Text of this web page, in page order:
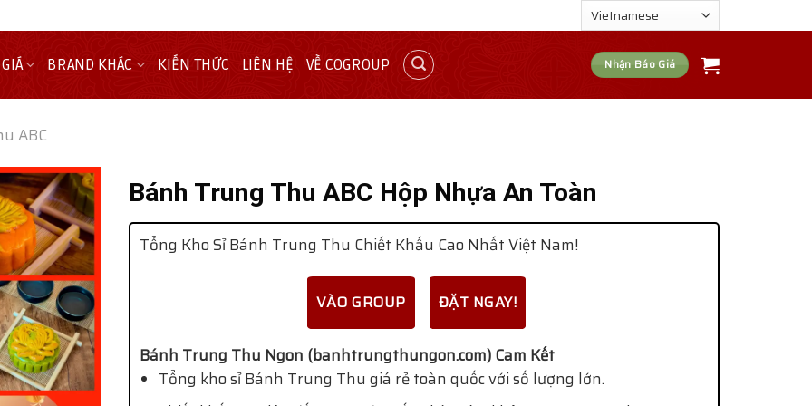
BRAND KHÁC KIẾN THỨC LIÊN HỆ VỀ COGROUP Nhận Báo Giá
ABC
Bánh Trung Thu ABC Hộp Nhựa An Toàn
Tổng Kho Sỉ Bánh Trung Thu Chiết Khấu Cao Nhất Việt Nam!
VÀO GROUP ĐẶT NGAY!
Bánh Trung Thu Ngon (banhtrungthungon.com) Cam Kết
Tổng kho sỉ Bánh Trung Thu giá rẻ toàn quốc với số lượng lớn.